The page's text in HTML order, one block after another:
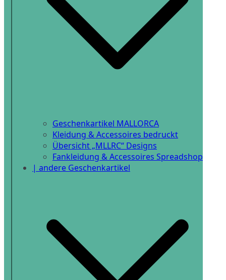
Geschenkartikel MALLORCA
Kleidung & Accessoires bedruckt
Übersicht „MLLRC“ Designs
Fankleidung & Accessoires Spreadshop
| andere Geschenkartikel